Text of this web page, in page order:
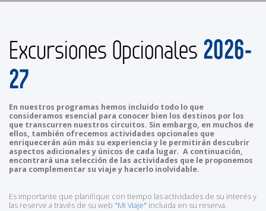
Excursiones Opcionales 2026-
27
En nuestros programas hemos incluido todo lo que
consideramos esencial para conocer bien los destinos por los
que transcurren nuestros circuitos. Sin embargo, en muchos de
ellos, también ofrecemos actividades opcionales que
enriquecerán aún más su experiencia y le permitirán descubrir
aspectos adicionales y únicos de cada lugar. A continuación,
encontrará una selección de las actividades que le proponemos
para complementar su viaje y hacerlo inolvidable.
Es importante que planifique con tiempo las actividades de su interés y
las reserve a través de su web "Mi Viaje" incluida en su reserva.